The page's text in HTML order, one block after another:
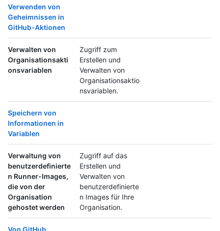
Verwenden von
Geheimnissen in
GitHub-Aktionen
Verwalten von
Organisationsakti
onsvariablen
Zugriff zum
Erstellen und
Verwalten von
Organisationsaktio
nsvariablen.
Speichern von
Informationen in
Variablen
Verwaltung von
benutzerdefinierte
n Runner-Images,
die von der
Organisation
gehostet werden
Zugriff auf das
Erstellen und
Verwalten von
benutzerdefinierte
n Images für Ihre
Organisation.